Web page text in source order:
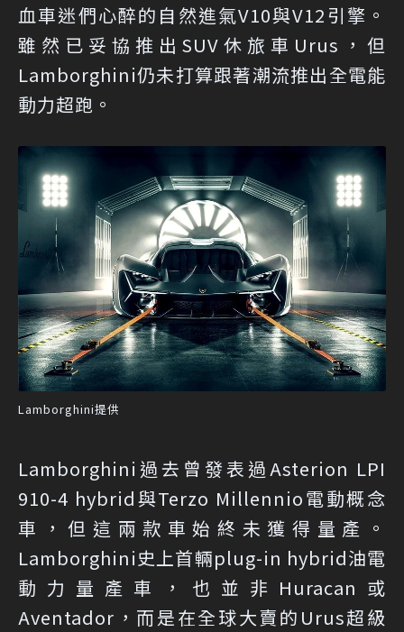
血車迷們心醉的自然進氣V10與V12引擎。
雖然已妥協推出SUV休旅車Urus，但
Lamborghini仍未打算跟著潮流推出全電能
動力超跑。
Lamborghini提供
Lamborghini過去曾發表過Asterion LPI
910-4 hybrid與Terzo Millennio電動概念
車，但這兩款車始終未獲得量產。
Lamborghini史上首輛plug-in hybrid油電
動力量產車，也並非Huracan或
Aventador，而是在全球大賣的Urus超級